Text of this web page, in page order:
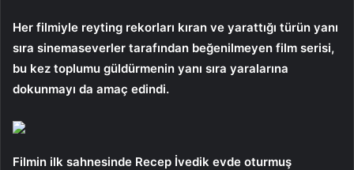
Her filmiyle reyting rekorları kıran ve yarattığı türün yanı
sıra sinemaseverler tarafından beğenilmeyen film serisi,
bu kez toplumu güldürmenin yanı sıra yaralarına
dokunmayı da amaç edindi.
Filmin ilk sahnesinde Recep İvedik evde oturmuş